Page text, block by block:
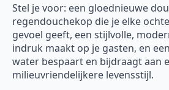
Stel je voor: een gloednieuwe
regendouchekop die je elke
gevoel geeft, een stijlvolle,
indruk maakt op je gasten, en
water bespaart en bijdraagt aan
milieuvriendelijkere levensstijl.